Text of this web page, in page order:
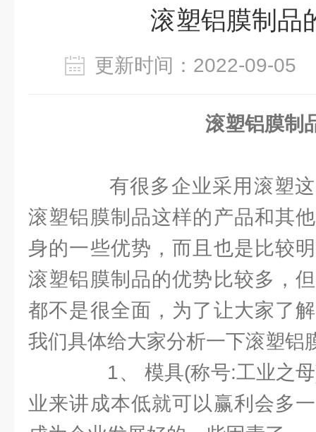
滚塑铝膜制品
更新时间：2022-09-
滚塑铝膜制
有很多企业采用滚塑这
滚塑铝膜制品这样的产品和其
身的一些优势，而且也是比较
滚塑铝膜制品的优势比较多，
都不是很全面，为了让大家了
我们具体给大家分析一下滚塑铝
1、 模具(称号:工业之母
业来讲成本低就可以赢利会多